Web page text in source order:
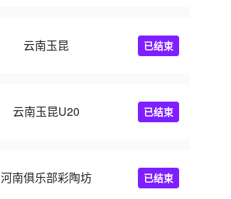
云南玉昆 已结束
云南玉昆U20 已结束
河南俱乐部彩陶坊 已结束